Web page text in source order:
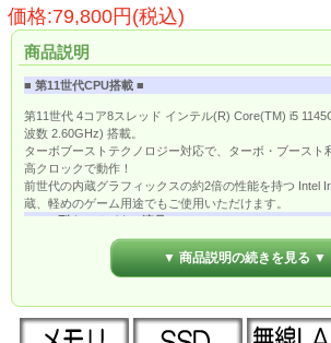
価格:79,800円(税込)
商品説明
■ 第11世代CPU搭載 ■
第11世代 4コア8スレッド インテル(R) Core(TM) i5
波数 2.60GHz) 搭載。
ターボブーストテクノロジー対応で、ターボ・ブースト
高クロックで動作！
前世代の内蔵グラフィックスの約2倍の性能を持つ Intel
蔵、軽めのゲーム用途でもご使用いただけます。
■ 12.0型タッチパネル液晶 ■
12.0型 (3:2) WQXGA+ TFTカラー タッチパネル液晶
高解像度で表示領域が広く、タッチパネルですのでスマ
■ ワイヤレスLAN & LTE通信可能 ■
無線LAN規格「IEEE802.11ax (Wi-Fi6)」に対応したワイ
▼ 商品説明の続きを見る ▼